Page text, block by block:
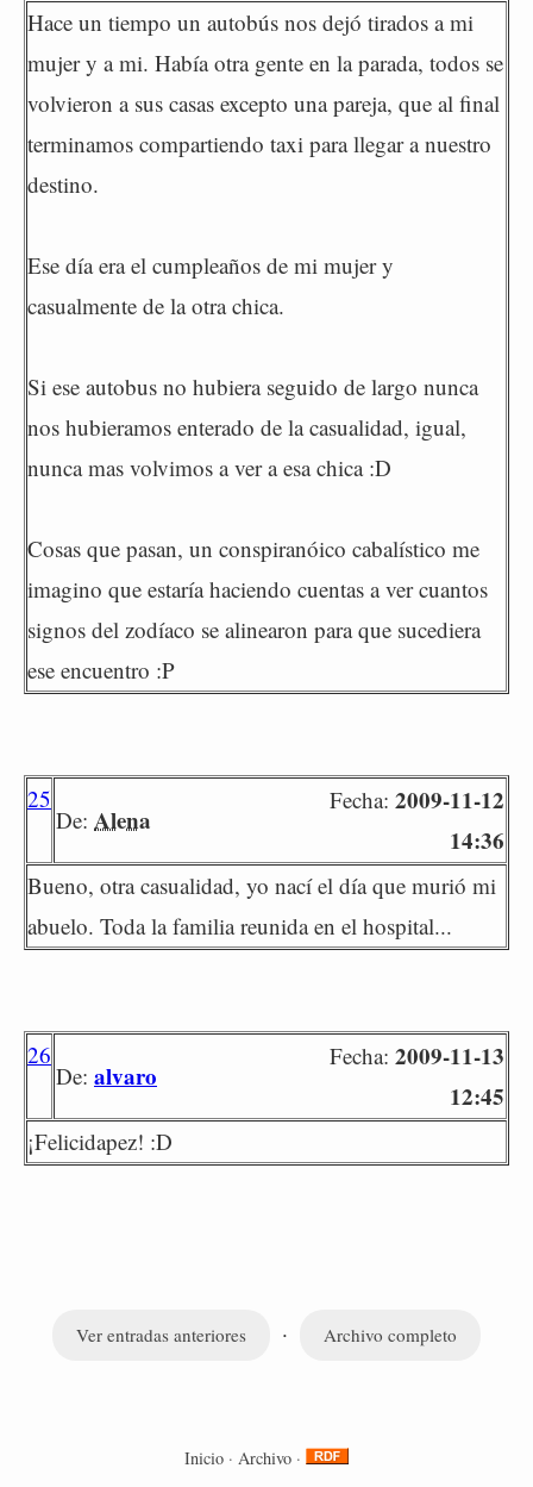
Hace un tiempo un autobús nos dejó tirados a mi
mujer y a mi. Había otra gente en la parada, todos se
volvieron a sus casas excepto una pareja, que al final
terminamos compartiendo taxi para llegar a nuestro
destino.
Ese día era el cumpleaños de mi mujer y
casualmente de la otra chica.
Si ese autobus no hubiera seguido de largo nunca
nos hubieramos enterado de la casualidad, igual,
nunca mas volvimos a ver a esa chica :D
Cosas que pasan, un conspiranóico cabalístico me
imagino que estaría haciendo cuentas a ver cuantos
signos del zodíaco se alinearon para que sucediera
ese encuentro :P
25
De: Alena
Fecha: 2009-11-12
14:36
Bueno, otra casualidad, yo nací el día que murió mi
abuelo. Toda la familia reunida en el hospital...
26
De: alvaro
Fecha: 2009-11-13
12:45
¡Felicidapez! :D
Ver entradas anteriores · Archivo completo
Inicio · Archivo ·